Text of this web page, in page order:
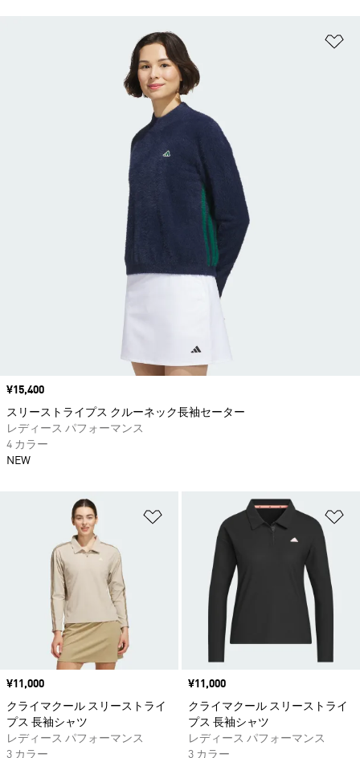
ほしいものリストに追加
価格
¥11,000
クライマクール スリーストライ
プス 長袖シャツ
レディース パフォーマンス
3 カラー
価格
¥11,000
クライマクール スリーストライ
プス 長袖シャツ
レディース パフォーマンス
3 カラー
価格
¥15,400
スリーストライプス クルーネック長袖セーター
レディース パフォーマンス
4 カラー
NEW